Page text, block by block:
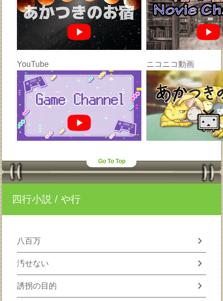
YouTube ニコニコ動画
Go To Top
四行小説 / や行
八百万 chevron_right
汚せない chevron_right
誘拐の目的 chevron_right